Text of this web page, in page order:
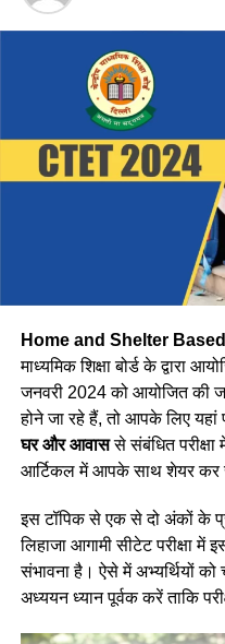
CTET Answer
डाउनलोड करें
Step:1 CBSE CTET उत्तर
आपको आधिकारिक वेबसाइट
Step:2 अब वेबसाइट पर दिखाई
Step:3 अब आपको एप्लीकेशन
लॉगिन करना होगा इसके बाद
जाएगी।
Home and Shelter
माध्यमिक शिक्षा बोर्ड के द्वारा
जनवरी 2024 को आयोजित की
होने जा रहे हैं, तो आपके लिए यहां
घर और आवाससे संबंधित परीक्षा
आर्टिकल में आपके साथ शेयर कर
इस टॉपिक से एक से दो अंकों के
लिहाजा आगामी सीटेट परीक्षा
संभावना है। ऐसे में अभ्यर्थियों को
अध्ययन ध्यान पूर्वक करें ताकि